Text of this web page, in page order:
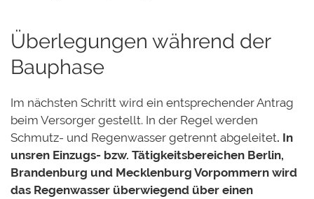
Überlegungen während der
Bauphase
Im nächsten Schritt wird ein entsprechender Antrag
beim Versorger gestellt. In der Regel werden
Schmutz- und Regenwasser getrennt abgeleitet. In
unsren Einzugs- bzw. Tätigkeitsbereichen Berlin,
Brandenburg und Mecklenburg Vorpommern wird
das Regenwasser überwiegend über einen